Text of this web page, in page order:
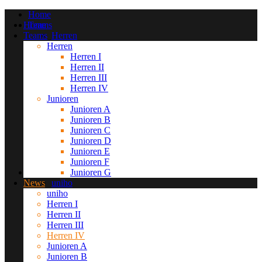
Home
Teams
Herren
Herren I
Herren II
Herren III
Herren IV
Junioren
Junioren A
Junioren B
Junioren C
Junioren D
Junioren E
Junioren F
Junioren G
News
uniho
Herren I
Herren II
Herren III
Herren IV
Junioren A
Junioren B
Home
Teams
Herren
Herren II
Herren III
Herren IV
Junioren
Junioren A
Junioren B
Junioren C
Junioren D
Junioren E
Junioren F
Junioren G
uniho
Herren I
Herren II
Herren III
Herren IV
Junioren A
Junioren B
Junioren C